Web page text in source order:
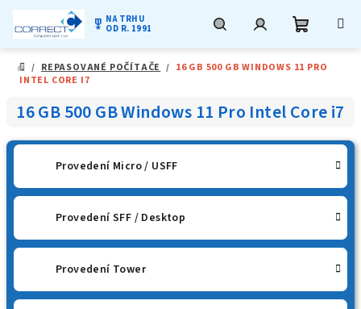
obsah
military_tech NA TRHU
OD R. 1991
DOMŮ
/ REPASOVANÉ POČÍTAČE / 16 GB 500 GB WINDOWS 11 PRO
INTEL CORE I7
16 GB 500 GB Windows 11 Pro Intel Core i7
Provedení Micro / USFF
Provedení SFF / Desktop
Provedení Tower